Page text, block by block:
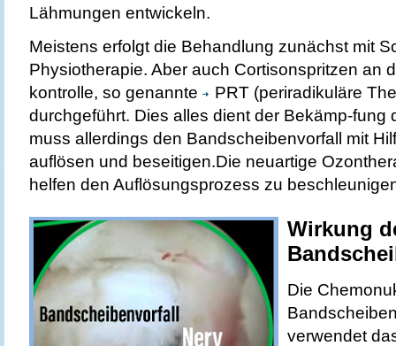
Lähmungen entwickeln.
Meistens erfolgt die Behandlung zunächst mit
Physiotherapie. Aber auch Cortisonspritzen an
kontrolle, so genannte
PRT (periradikuläre
durchgeführt. Dies alles dient der Bekämp-fung
muss allerdings den Bandscheibenvorfall mit
auflösen und beseitigen.Die neuartige
helfen den Auflösungsprozess zu
Wirkung
Die
verwendet